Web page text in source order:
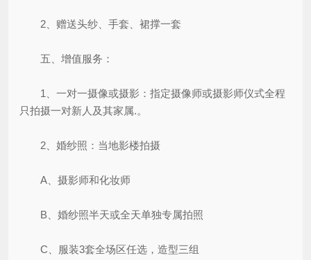
2、赠送头纱、手套、裙撑一套
五、增值服务：
1、一对一摄像或摄影：指定摄像师或摄影师仪式全程
只拍摄一对新人及其家属.。
2、婚纱照：当地影楼拍摄
A、摄影师和化妆师
B、婚纱照半天或全天单独专属拍照
C、服装3套全场区任选，造型三组